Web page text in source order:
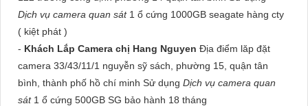
Dịch vụ camera quan sát 1 ổ cứng 1000GB seagate hàng cty
( kiệt phát )
- Khách Lắp Camera chị Hang Nguyen Địa điểm lăp đặt
camera 33/43/11/1 nguyễn sỹ sách, phường 15, quận tân
bình, thành phố hồ chí minh Sử dụng Dịch vụ camera quan
sát 1 ổ cứng 500GB SG bảo hành 18 tháng